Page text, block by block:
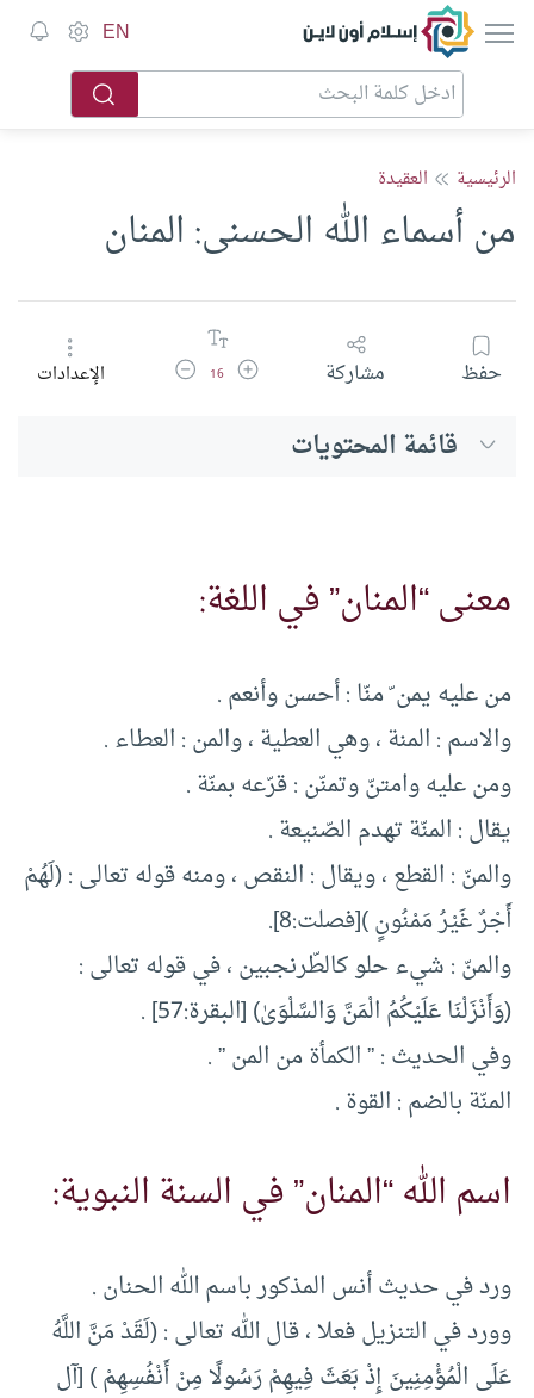
إسلام أون لاين EN
الرئيسية العقيدة
من أسماء الله الحسنى: المنان
حفظ مشاركة زيادة حجم الخط
16 تقليل حجم الخطالإعدادات
قائمة المحتويات
معنى “المنان” في اللغة:
من عليه يمن ّ منّا : أحسن وأنعم .
والاسم : المنة ، وهي العطية ، والمن : العطاء .
ومن عليه وامتنّ وتمنّن : قرّعه بمنّة .
يقال : المنّة تهدم الصّنيعة .
والمنّ : القطع ، ويقال : النقص ، ومنه قوله تعالى : (لَهُمْ
أَجْرٌ غَيْرُ مَمْنُونٍ )[فصلت:8].
والمنّ : شيء حلو كالطّرنجبين ، في قوله تعالى :
(وَأَنْزَلْنَا عَلَيْكُمُ الْمَنَّ وَالسَّلْوَىٰ) [البقرة:57] .
وفي الحديث : ” الكمأة من المن ” .
المنّة بالضم : القوة .
اسم الله “المنان” في السنة النبوية:
ورد في حديث أنس المذكور باسم الله الحنان .
وورد في التنزيل فعلا ، قال الله تعالى : (لَقَدْ مَنَّ اللَّهُ
عَلَى الْمُؤْمِنِينَ إِذْ بَعَثَ فِيهِمْ رَسُولًا مِنْ أَنْفُسِهِمْ ) [آل